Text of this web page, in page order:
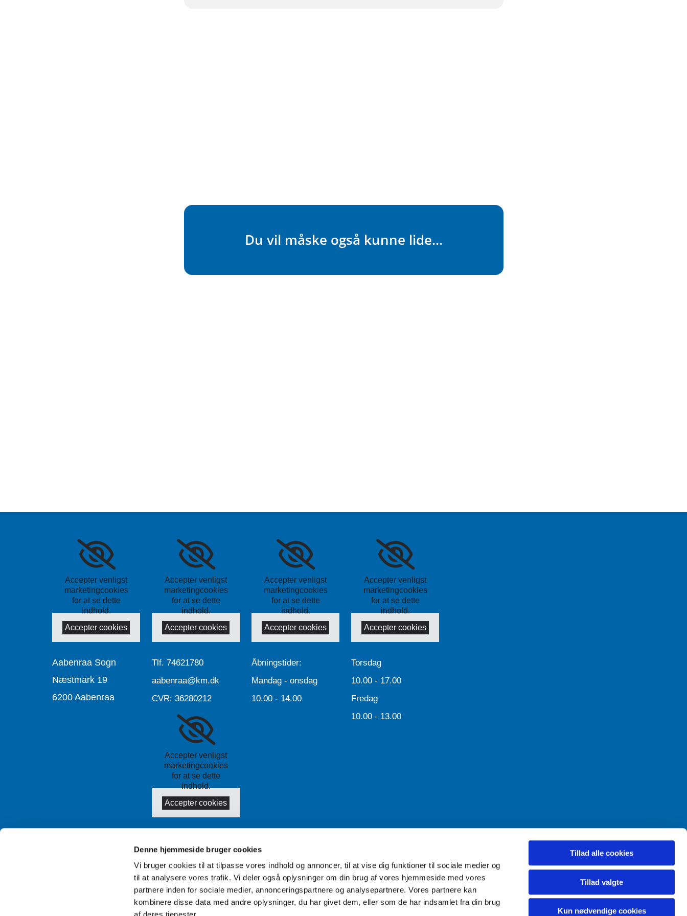
Denne hjemmeside bruger cookies
Vi bruger cookies til at tilpasse vores indhold og annoncer, til at vise dig funktioner til sociale medier og
til at analysere vores trafik. Vi deler også oplysninger om din brug af vores hjemmeside med vores
partnere inden for sociale medier, annonceringspartnere og analysepartnere. Vores partnere kan
kombinere disse data med andre oplysninger, du har givet dem, eller som de har indsamlet fra din brug
Tillad alle cookies
Tillad valgte
Kun nødvendige cookies
Du vil måske også kunne lide...
Accepter venligst
marketingcookies
for at se dette
indhold.
Accepter cookies
Aabenraa Sogn
Næstmark 19
6200 Aabenraa
Accepter venligst
marketingcookies
for at se dette
indhold.
Accepter cookies
Tlf. 74621780
aabenraa@km.dk
CVR: 36280212
Accepter venligst
marketingcookies
for at se dette
indhold.
Accepter cookies
Accepter venligst
marketingcookies
for at se dette
indhold.
Accepter cookies
Åbningstider:
Mandag - onsdag
10.00 - 14.00
Accepter venligst
marketingcookies
for at se dette
indhold.
Accepter cookies
Torsdag
10.00 - 17.00
Fredag
10.00 - 13.00
Tilgængelighedserklæring